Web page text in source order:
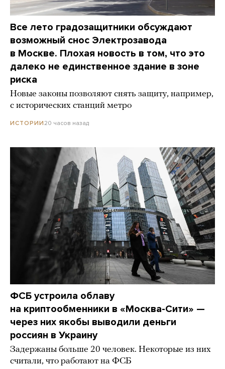
Все лето градозащитники обсуждают
возможный снос Электрозавода
в Москве. Плохая новость в том, что это
далеко не единственное здание в зоне
риска
Новые законы позволяют снять защиту, например,
с исторических станций метро
ИСТОРИИ 20 часов назад
ФСБ устроила облаву
на криптообменники в «Москва-Сити» —
через них якобы выводили деньги
россиян в Украину
Задержаны больше 20 человек. Некоторые из них
считали, что работают на ФСБ